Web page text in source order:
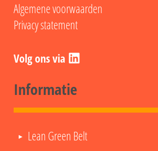
Algemene voorwaarden
Privacy statement
Informatie
Lean Green Belt